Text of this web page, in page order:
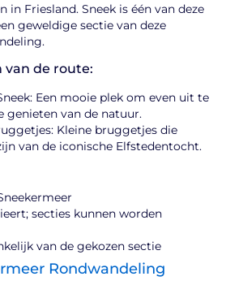
in Friesland. Sneek is één van deze
geweldige sectie van deze
de route:
Een mooie plek om even uit te
genieten van de natuur.
Kleine bruggetjes die
van de iconische Elfstedentocht.
secties kunnen worden
van de gekozen sectie
Rondwandeling